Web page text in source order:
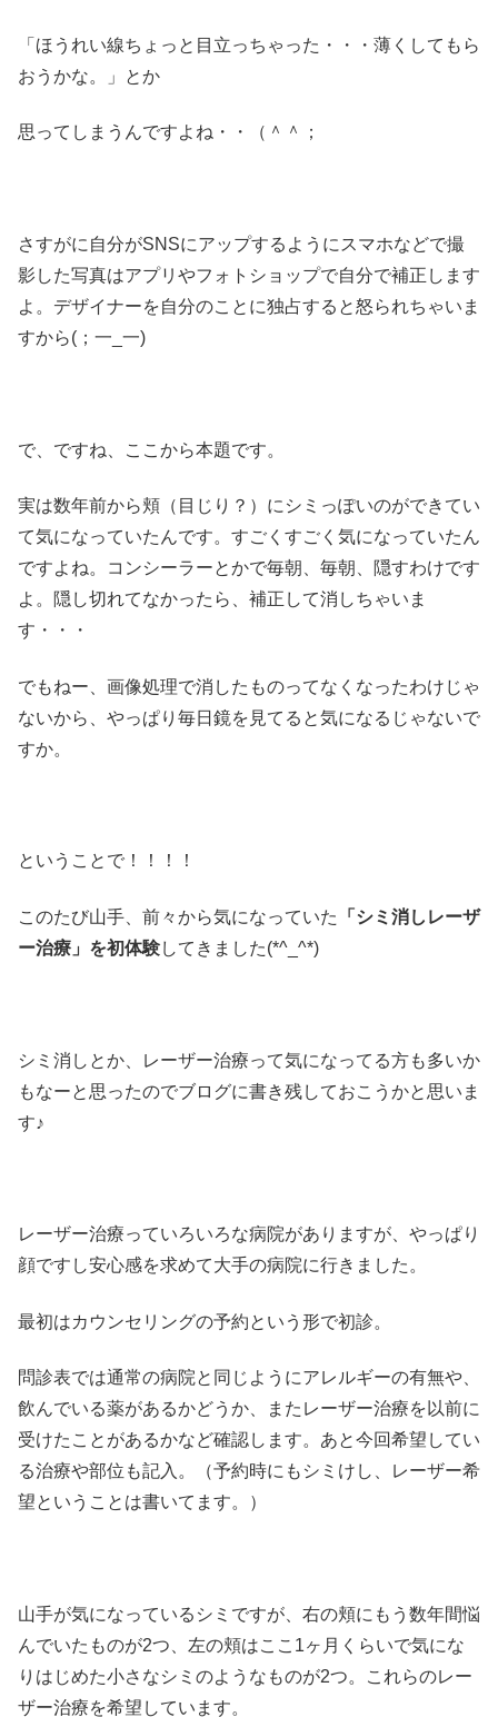
「ほうれい線ちょっと目立っちゃった・・・薄くしてもら
おうかな。」とか
思ってしまうんですよね・・（＾＾；
さすがに自分がSNSにアップするようにスマホなどで撮
影した写真はアプリやフォトショップで自分で補正します
よ。デザイナーを自分のことに独占すると怒られちゃいま
すから(；一_一)
で、ですね、ここから本題です。
実は数年前から頬（目じり？）にシミっぽいのができてい
て気になっていたんです。すごくすごく気になっていたん
ですよね。コンシーラーとかで毎朝、毎朝、隠すわけです
よ。隠し切れてなかったら、補正して消しちゃいま
す・・・
でもねー、画像処理で消したものってなくなったわけじゃ
ないから、やっぱり毎日鏡を見てると気になるじゃないで
すか。
ということで！！！！
このたび山手、前々から気になっていた
「シミ消しレーザ
ー治療」を初体験してきました(*^_^*)
シミ消しとか、レーザー治療って気になってる方も多いか
もなーと思ったのでブログに書き残しておこうかと思いま
す♪
レーザー治療っていろいろな病院がありますが、やっぱり
顔ですし安心感を求めて大手の病院に行きました。
最初はカウンセリングの予約という形で初診。
問診表では通常の病院と同じようにアレルギーの有無や、
飲んでいる薬があるかどうか、またレーザー治療を以前に
受けたことがあるかなど確認します。あと今回希望してい
る治療や部位も記入。（予約時にもシミけし、レーザー希
望ということは書いてます。）
山手が気になっているシミですが、右の頬にもう数年間悩
んでいたものが2つ、左の頬はここ1ヶ月くらいで気にな
りはじめた小さなシミのようなものが2つ。これらのレー
ザー治療を希望しています。